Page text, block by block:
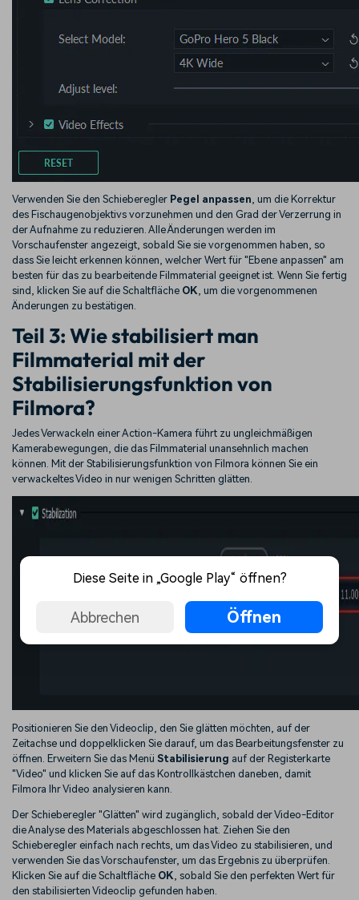
Verwenden Sie den Schieberegler Pegel anpassen, um die Korrektur
des Fischaugenobjektivs vorzunehmen und den Grad der Verzerrung in
der Aufnahme zu reduzieren. Alle Änderungen werden im
Vorschaufenster angezeigt, sobald Sie sie vorgenommen haben, so
dass Sie leicht erkennen können, welcher Wert für "Ebene anpassen" am
besten für das zu bearbeitende Filmmaterial geeignet ist. Wenn Sie fertig
sind, klicken Sie auf die Schaltfläche OK, um die vorgenommenen
Änderungen zu bestätigen.
Teil 3: Wie stabilisiert man
Filmmaterial mit der
Stabilisierungsfunktion von
Filmora?
Jedes Verwackeln einer Action-Kamera führt zu ungleichmäßigen
Kamerabewegungen, die das Filmmaterial unansehnlich machen
können. Mit der Stabilisierungsfunktion von Filmora können Sie ein
verwackeltes Video in nur wenigen Schritten glätten.
Positionieren Sie den Videoclip, den Sie glätten möchten, auf der
Zeitachse und doppelklicken Sie darauf, um das Bearbeitungsfenster zu
öffnen. Erweitern Sie das Menü Stabilisierung auf der Registerkarte
"Video" und klicken Sie auf das Kontrollkästchen daneben, damit
Filmora Ihr Video analysieren kann.
Der Schieberegler "Glätten" wird zugänglich, sobald der Video-Editor
die Analyse des Materials abgeschlossen hat. Ziehen Sie den
Schieberegler einfach nach rechts, um das Video zu stabilisieren, und
verwenden Sie das Vorschaufenster, um das Ergebnis zu überprüfen.
Klicken Sie auf die Schaltfläche OK, sobald Sie den perfekten Wert für
den stabilisierten Videoclip gefunden haben.
Diese Seite in „Google Play“ öffnen?
Abbrechen Öffnen